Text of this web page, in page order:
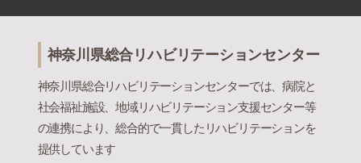
神奈川県総合リハビリテーションセンター
神奈川県総合リハビリテーションセンターでは、病院と
社会福祉施設、地域リハビリテーション支援センター等
の連携により、総合的で一貫したリハビリテーションを
提供しています